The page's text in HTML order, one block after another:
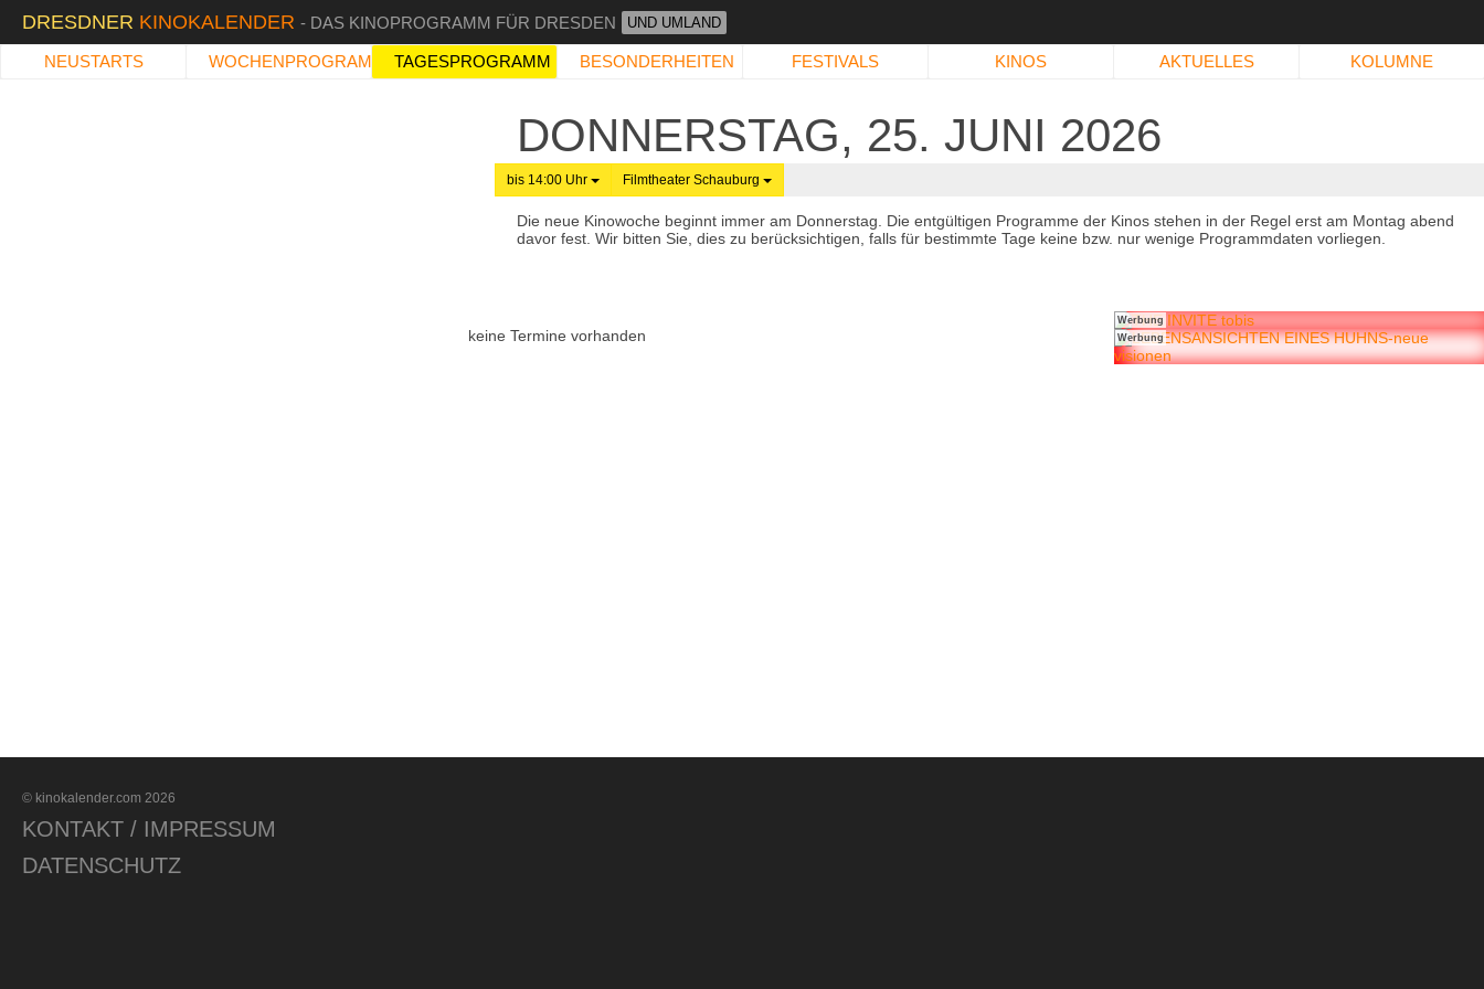
DRESDNER KINOKALENDER - DAS KINOPROGRAMM FÜR DRESDEN UND UMLAND
NEUSTARTS WOCHENPROGRAMM TAGESPROGRAMM BESONDERHEITEN FESTIVALS KINOS AKTUELLES KOLUMNE
DONNERSTAG, 25. JUNI 2026
bis 14:00 Uhr Filmtheater Schauburg
Die neue Kinowoche beginnt immer am Donnerstag. Die entgültigen Programme der Kinos stehen in der Regel erst am Montag abend
davor fest. Wir bitten Sie, dies zu berücksichtigen, falls für bestimmte Tage keine bzw. nur wenige Programmdaten vorliegen.
keine Termine vorhanden
Werbung
Werbung
© kinokalender.com 2026
KONTAKT / IMPRESSUM
DATENSCHUTZ